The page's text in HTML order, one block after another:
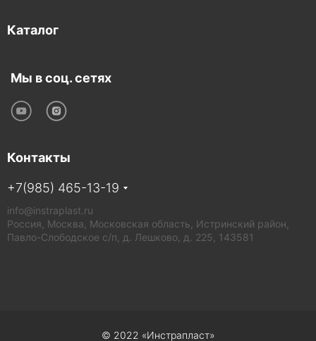
Каталог
Мы в соц. сетях
Контакты
+7(985) 465-13-19
info@instraplast.ru
Россия, Москва, Московская область, Истринский район,
Павло-Слободское с/п, д. Лешково, д. 225, 143581
© 2022 «Инстрапласт»